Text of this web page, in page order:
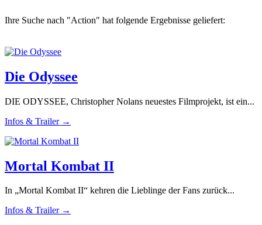
Ihre Suche nach "Action" hat folgende Ergebnisse geliefert:
Die Odyssee
DIE ODYSSEE, Christopher Nolans neuestes Filmprojekt, ist ein...
Infos & Trailer →
Mortal Kombat II
In „Mortal Kombat II“ kehren die Lieblinge der Fans zurück...
Infos & Trailer →